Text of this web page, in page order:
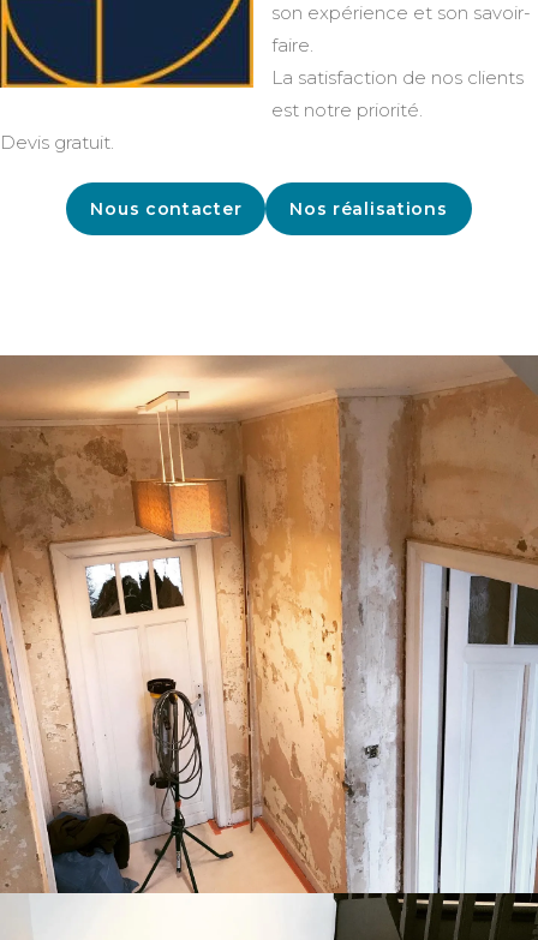
son expérience et son savoir-
faire.
La satisfaction de nos clients
est notre priorité.
Devis gratuit.
Nous contacter Nos réalisations